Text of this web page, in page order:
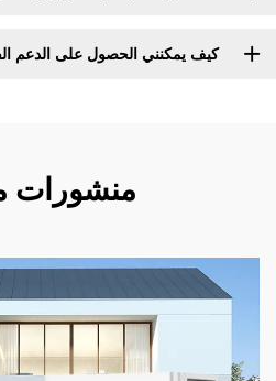
كيف يمكنني الحصول على الدعم
منشورات